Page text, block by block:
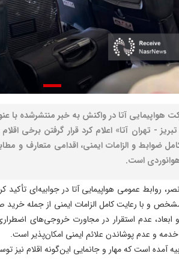
هواپیمایی آتا در واکنش به خبر منتشرشده با
تبریز - تهران آتا» اعلام کرد قرار گرفتن برخی
ضوابط و الزامات ایمنی، اقدامی متعارف و
است.
روابط عمومی هواپیمایی آتا در جوابیه‌ای تأکید
و با رعایت کامل الزامات ایمنی از جمله خرید
ابعاد، عدم استقرار در مجاورت خروجی‌های
و عدم پوشاندن علائم ایمنی امکان‌پذیر است.
آمده است که مهار و جانمایی این‌گونه اقلام نیز